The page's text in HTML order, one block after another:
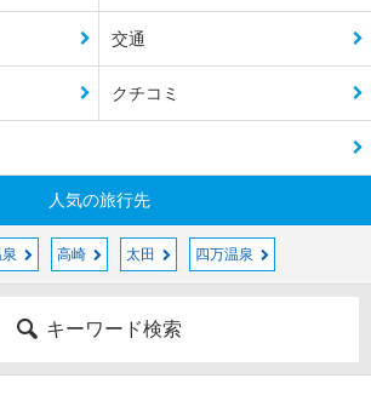
交通
クチコミ
人気の旅行先
高崎 太田 四万温泉
キーワード検索